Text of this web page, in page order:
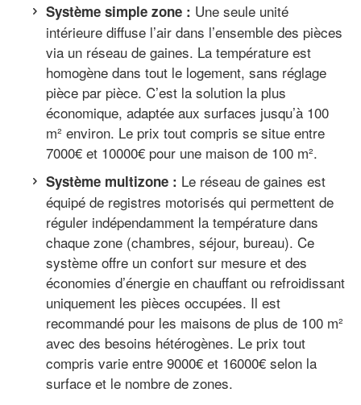
Système simple zone : Une seule unité
intérieure diffuse l’air dans l’ensemble des pièces
via un réseau de gaines. La température est
homogène dans tout le logement, sans réglage
pièce par pièce. C’est la solution la plus
économique, adaptée aux surfaces jusqu’à 100
m² environ. Le prix tout compris se situe entre
7000€ et 10000€ pour une maison de 100 m².
Système multizone : Le réseau de gaines est
équipé de registres motorisés qui permettent de
réguler indépendamment la température dans
chaque zone (chambres, séjour, bureau). Ce
système offre un confort sur mesure et des
économies d’énergie en chauffant ou refroidissant
uniquement les pièces occupées. Il est
recommandé pour les maisons de plus de 100 m²
avec des besoins hétérogènes. Le prix tout
compris varie entre 9000€ et 16000€ selon la
surface et le nombre de zones.